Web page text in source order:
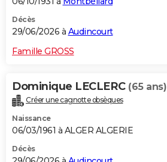
Décès
29/06/2026 à Audincourt
Famille GROSS
Dominique LECLERC (65 ans)
Créer une cagnotte obsèques
Naissance
06/03/1961 à ALGER ALGERIE
Décès